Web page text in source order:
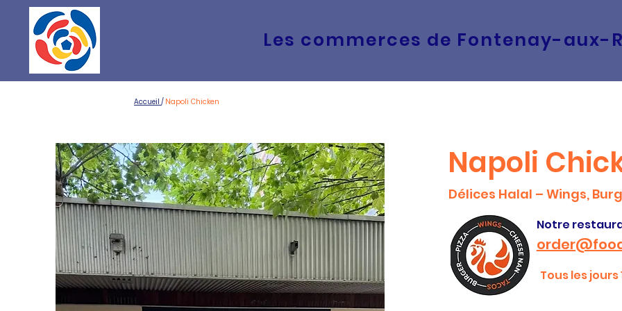
Les commerces de Fontenay-aux-
Accueil / Napoli Chicken
Napoli
Délices Halal – Wings,
Notre
Tous les jours